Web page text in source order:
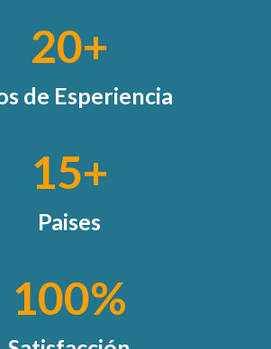
20+
de Esperiencia
15+
Paises
100%